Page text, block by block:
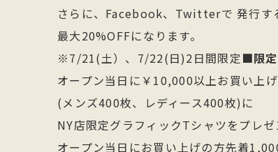
さらに、Facebook、Twitterで 発行す
最大20%OFFになります。
※7/21(土）、7/22(日)2日間限定■限定
オープン当日に￥10,000以上お買い上
(メンズ400枚、レディース400枚)に
NY店限定グラフィックTシャツをプレゼ
オープン当日にお買い上げの方先着